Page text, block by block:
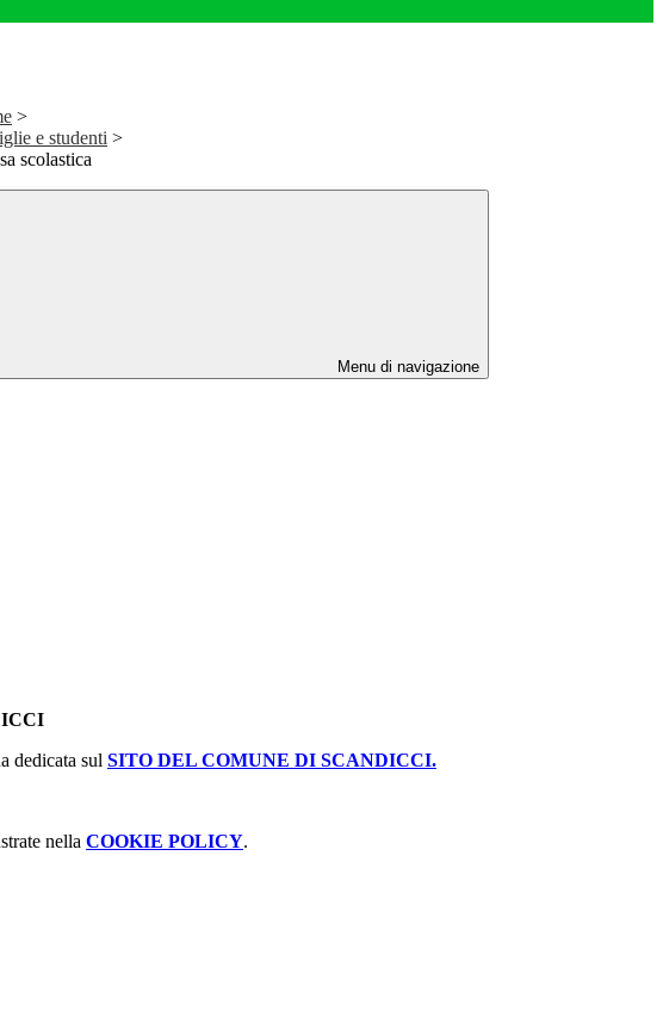
>
e studenti >
scolastica
Menu di navigazione
dedicata sul SITO DEL COMUNE DI SCANDICCI.
nella COOKIE POLICY.